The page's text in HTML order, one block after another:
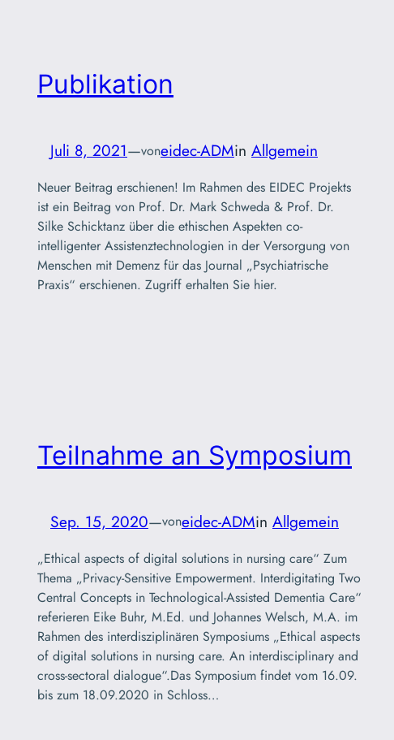
Publikation
Juli 8, 2021—voneidec-ADMin Allgemein
Neuer Beitrag erschienen! Im Rahmen des EIDEC Projekts
ist ein Beitrag von Prof. Dr. Mark Schweda & Prof. Dr.
Silke Schicktanz über die ethischen Aspekten co-
intelligenter Assistenztechnologien in der Versorgung von
Menschen mit Demenz für das Journal „Psychiatrische
Praxis“ erschienen. Zugriff erhalten Sie hier.
Teilnahme an Symposium
Sep. 15, 2020—voneidec-ADMin Allgemein
„Ethical aspects of digital solutions in nursing care“ Zum
Thema „Privacy-Sensitive Empowerment. Interdigitating Two
Central Concepts in Technological-Assisted Dementia Care“
referieren Eike Buhr, M.Ed. und Johannes Welsch, M.A. im
Rahmen des interdisziplinären Symposiums „Ethical aspects
of digital solutions in nursing care. An interdisciplinary and
cross-sectoral dialogue“.Das Symposium findet vom 16.09.
bis zum 18.09.2020 in Schloss…